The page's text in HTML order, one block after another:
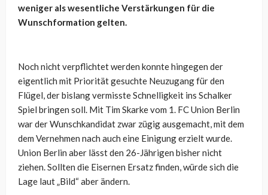
weniger als wesentliche Verstärkungen für die
Wunschformation gelten.
Noch nicht verpflichtet werden konnte hingegen der
eigentlich mit Priorität gesuchte Neuzugang für den
Flügel, der bislang vermisste Schnelligkeit ins Schalker
Spiel bringen soll. Mit Tim Skarke vom 1. FC Union Berlin
war der Wunschkandidat zwar zügig ausgemacht, mit dem
dem Vernehmen nach auch eine Einigung erzielt wurde.
Union Berlin aber lässt den 26-Jährigen bisher nicht
ziehen. Sollten die Eisernen Ersatz finden, würde sich die
Lage laut „Bild“ aber ändern.